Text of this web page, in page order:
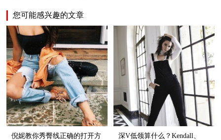
您可能感兴趣的文章
倪妮教你秀臀线正确的打开方
深V低领算什么？Kendall、